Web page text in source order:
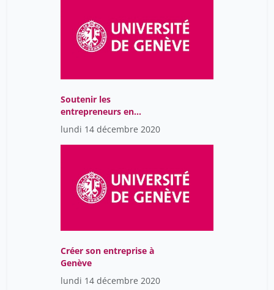
Soutenir les
entrepreneurs en
période de crise. Quelles
solutions-
lundi 14 décembre 2020
Créer son entreprise à
Genève
lundi 14 décembre 2020